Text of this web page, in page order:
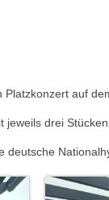
auf
drei
deutsche